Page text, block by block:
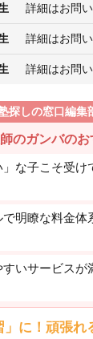
詳細はお問
詳細はお問
詳細はお問
探しの窓口編集
のガンバの
」な子こそ受
で明瞭な料金
いサービスが
に！頑張れ